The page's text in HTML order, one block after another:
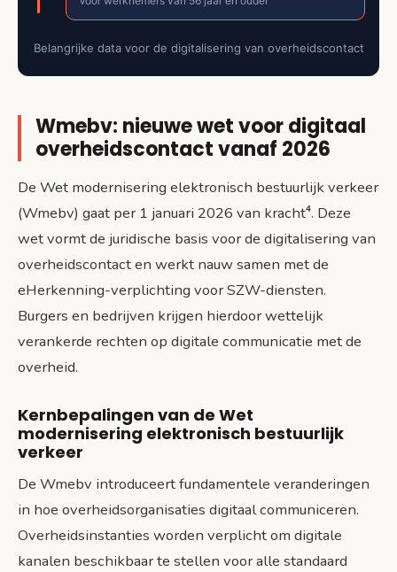
Belangrijke data voor de digitalisering van overheidscontact
Wmebv: nieuwe wet voor digitaal
overheidscontact vanaf 2026
De Wet modernisering elektronisch bestuurlijk verkeer
(Wmebv) gaat per 1 januari 2026 van kracht⁴. Deze
wet vormt de juridische basis voor de digitalisering van
overheidscontact en werkt nauw samen met de
eHerkenning-verplichting voor SZW-diensten.
Burgers en bedrijven krijgen hierdoor wettelijk
verankerde rechten op digitale communicatie met de
overheid.
Kernbepalingen van de Wet
modernisering elektronisch bestuurlijk
verkeer
De Wmebv introduceert fundamentele veranderingen
in hoe overheidsorganisaties digitaal communiceren.
Overheidsinstanties worden verplicht om digitale
kanalen beschikbaar te stellen voor alle standaard